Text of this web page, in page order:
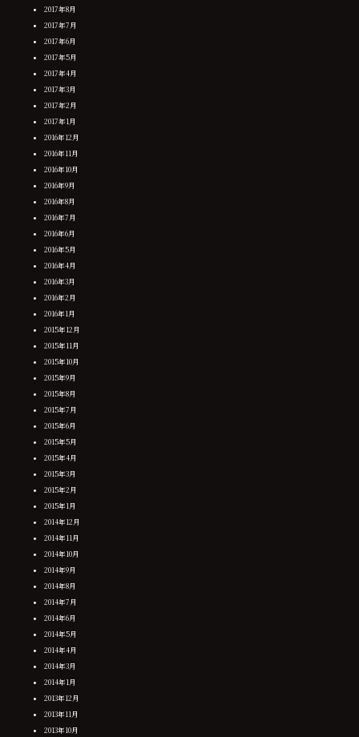
2017年8月
2017年7月
2017年6月
2017年5月
2017年4月
2017年3月
2017年2月
2017年1月
2016年12月
2016年11月
2016年10月
2016年9月
2016年8月
2016年7月
2016年6月
2016年5月
2016年4月
2016年3月
2016年2月
2016年1月
2015年12月
2015年11月
2015年10月
2015年9月
2015年8月
2015年7月
2015年6月
2015年5月
2015年4月
2015年3月
2015年2月
2015年1月
2014年12月
2014年11月
2014年10月
2014年9月
2014年8月
2014年7月
2014年6月
2014年5月
2014年4月
2014年3月
2014年1月
2013年12月
2013年11月
2013年10月